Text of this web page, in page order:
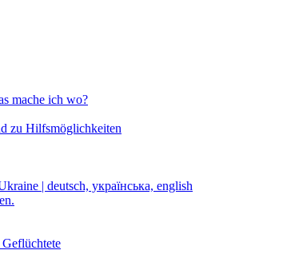
mache ich wo?
zu Hilfsmöglichkeiten
| deutsch, українська, english